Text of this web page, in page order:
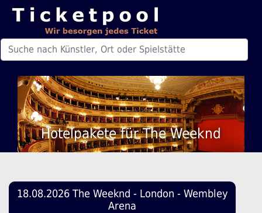
Hotelpakete für The Weeknd
18.08.2026 The Weeknd - London - Wembley
Arena